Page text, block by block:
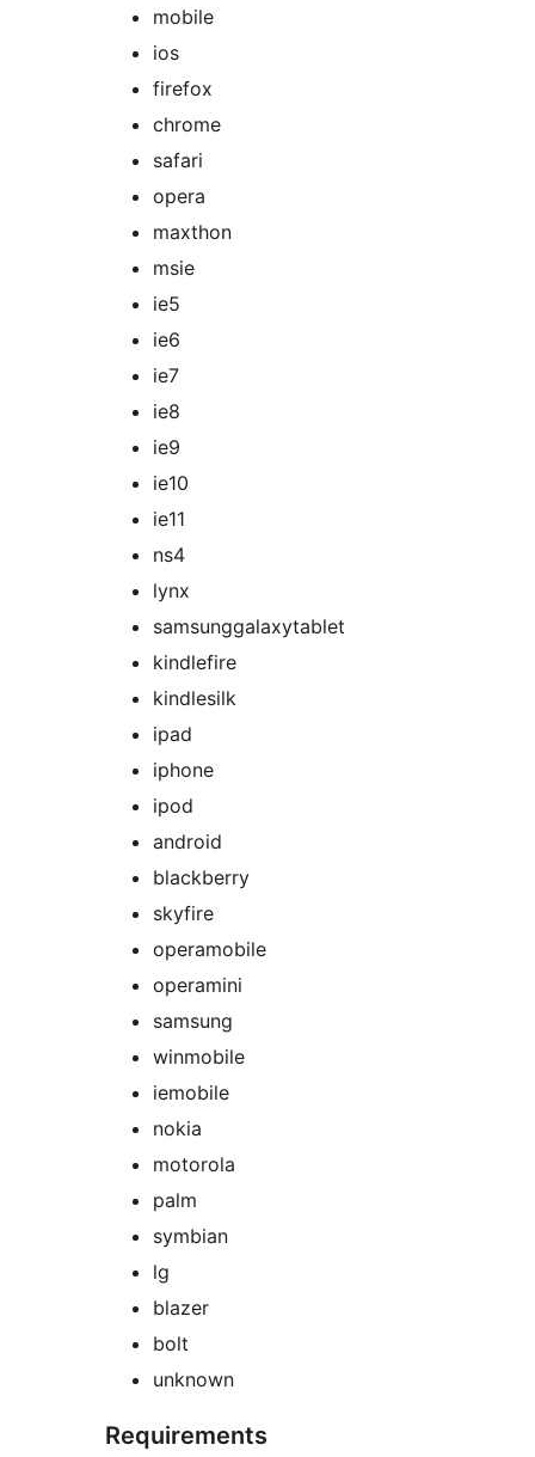
mobile
ios
firefox
chrome
safari
opera
maxthon
msie
ie5
ie6
ie7
ie8
ie9
ie10
ie11
ns4
lynx
samsunggalaxytablet
kindlefire
kindlesilk
ipad
iphone
ipod
android
blackberry
skyfire
operamobile
operamini
samsung
winmobile
iemobile
nokia
motorola
palm
symbian
lg
blazer
bolt
unknown
Requirements